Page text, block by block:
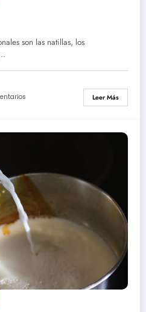
son las natillas, los
Leer Más